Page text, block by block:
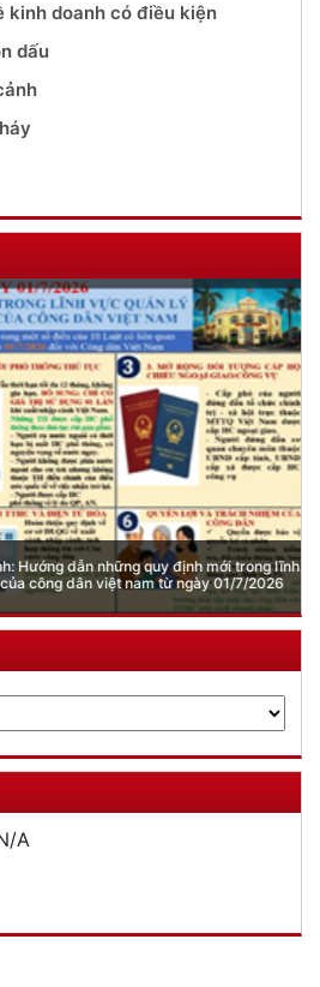
kinh doanh có điều kiện
dấu
Hướng dẫn những quy định mới trong lĩnh
công dân việt nam từ ngày 01/7/2026
A